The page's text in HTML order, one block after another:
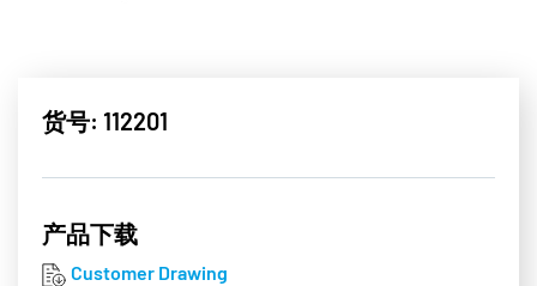
货号: 112201
产品下载
Customer Drawing